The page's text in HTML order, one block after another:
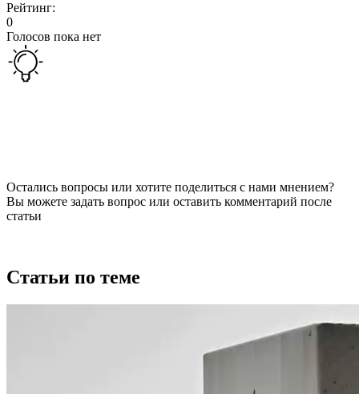
Рейтинг:
0
Голосов пока нет
Остались вопросы или хотите поделиться с нами мнением?
Вы можете задать вопрос или оставить комментарий после
статьи
Статьи по теме